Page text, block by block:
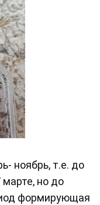
ноябрь, т.е. до
но до
формирующая